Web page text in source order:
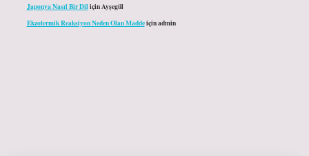
Japonya Nasıl Bir DiliçinAyşegül
Ekzotermik Reaksiyon Neden Olan Maddeiçinadmin